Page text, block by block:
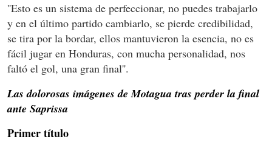
''Esto es un sistema de perfeccionar, no puedes trabajarlo
y en el último partido cambiarlo, se pierde credibilidad,
se tira por la bordar, ellos mantuvieron la esencia, no es
fácil jugar en Honduras, con mucha personalidad, nos
faltó el gol, una gran final''.
Las dolorosas imágenes de Motagua tras perder la final
ante Saprissa
Primer título